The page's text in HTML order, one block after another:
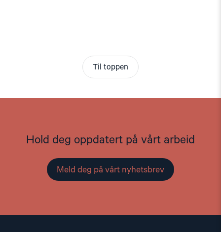
Til toppen
Hold deg oppdatert på vårt arbeid
Meld deg på vårt nyhetsbrev